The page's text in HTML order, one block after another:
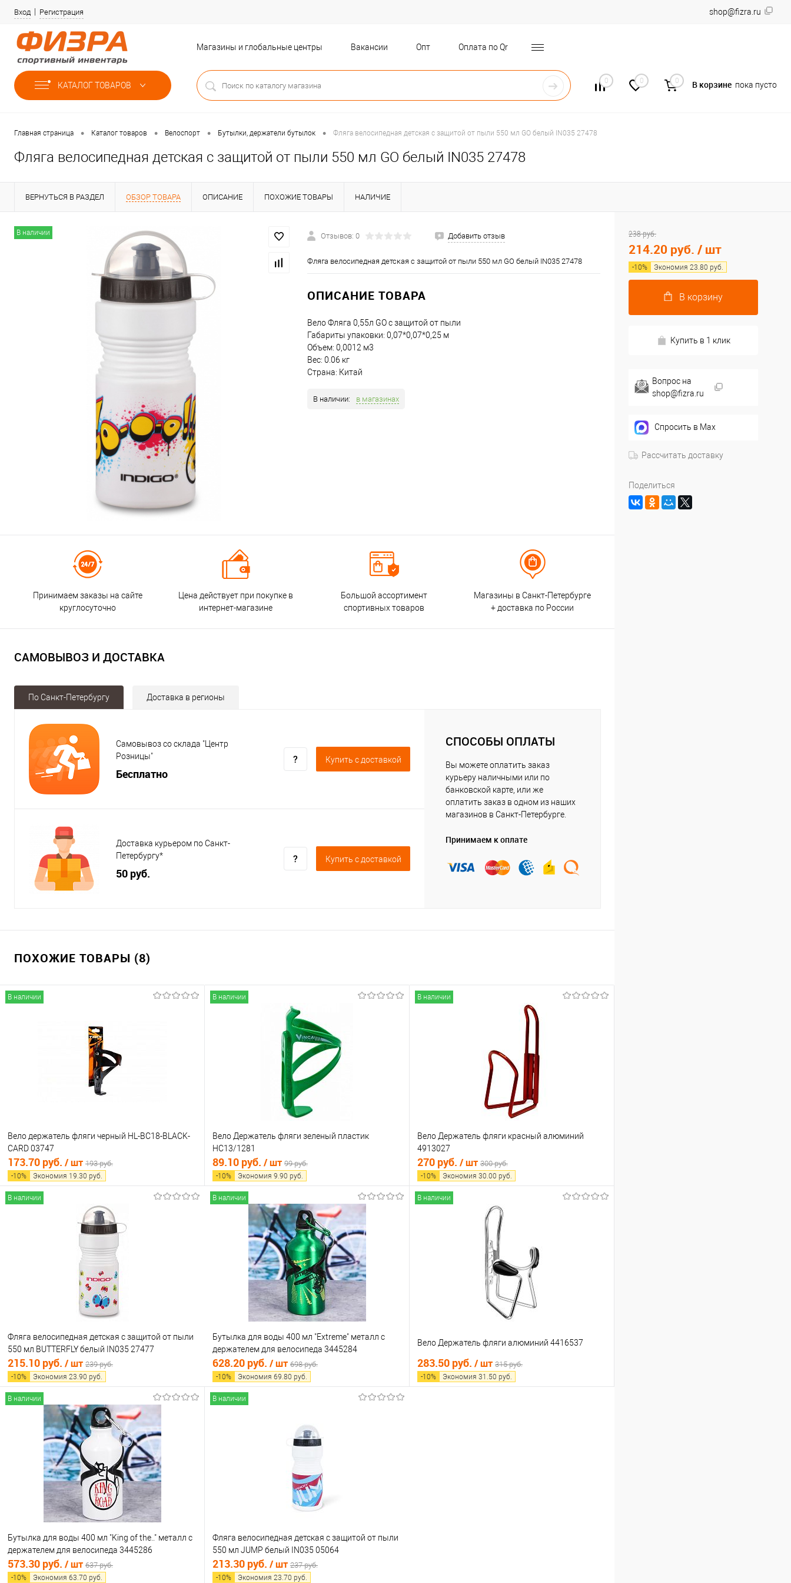
Вход Регистрация shop@fizra.ru
Магазины и глобальные центры Вакансии Опт Оплата по Qr
КАТАЛОГ ТОВАРОВ 0 0 0 В корзине пока пусто
Главная страница • Каталог товаров • Велоспорт • Бутылки, держатели бутылок • Фляга велосипедная детская с защитой от пыли 550 мл GO белый IN035 27478
Фляга велосипедная детская с защитой от пыли 550 мл GO белый IN035 27478
ВЕРНУТЬСЯ В РАЗДЕЛ ОБЗОР ТОВАРА ОПИСАНИЕ ПОХОЖИЕ ТОВАРЫ НАЛИЧИЕ
В наличии Отзывов: 0 Добавить отзыв
Фляга велосипедная детская с защитой от пыли 550 мл GO белый IN035 27478
ОПИСАНИЕ ТОВАРА
Вело Фляга 0,55л GO с защитой от пыли
Габариты упаковки: 0,07*0,07*0,25 м
Объем: 0,0012 м3
Вес: 0.06 кг
Страна: Китай
В наличии: в магазинах
Принимаем заказы на сайте
круглосуточно
Цена действует при покупке в
интернет-магазине
Большой ассортимент
спортивных товаров
Магазины в Санкт-Петербурге
+ доставка по России
САМОВЫВОЗ И ДОСТАВКА
По Санкт-Петербургу Доставка в регионы
Самовывоз со склада "Центр
Розницы"
Бесплатно
Купить c доставкой
Доставка курьером по Санкт-
Петербургу*
50 руб.
Купить c доставкой
СПОСОБЫ ОПЛАТЫ
Вы можете оплатить заказ
курьеру наличными или по
банковской карте, или же
оплатить заказ в одном из наших
магазинов в Санкт-Петербурге.
Принимаем к оплате
ПОХОЖИЕ ТОВАРЫ (8)
В наличии
Вело держатель фляги черный HL-BC18-BLACK-
CARD 03747
173.70 руб. / шт 193 руб.
-10% Экономия 19.30 руб.
В корзину
В наличии
Вело Держатель фляги зеленый пластик
HC13/1281
89.10 руб. / шт 99 руб.
-10% Экономия 9.90 руб.
В корзину
Купить в 1 клик
Сравнение
В избранное
В наличии
В наличии
Вело Держатель фляги красный алюминий
4913027
270 руб. / шт 300 руб.
-10% Экономия 30.00 руб.
В корзину
В наличии
В наличии
Фляга велосипедная детская с защитой от пыли
550 мл BUTTERFLY белый IN035 27477
215.10 руб. / шт 239 руб.
-10% Экономия 23.90 руб.
В корзину
Купить в 1 клик
Сравнение
В избранное
В наличии
В наличии
Бутылка для воды 400 мл "Extreme" металл с
держателем для велосипеда 3445284
628.20 руб. / шт 698 руб.
-10% Экономия 69.80 руб.
В наличии
Вело Держатель фляги алюминий 4416537
283.50 руб. / шт 315 руб.
-10% Экономия 31.50 руб.
В наличии
Бутылка для воды 400 мл "King of the.." металл с
держателем для велосипеда 3445286
573.30 руб. / шт 637 руб.
-10% Экономия 63.70 руб.
В наличии
Фляга велосипедная детская с защитой от пыли
550 мл JUMP белый IN035 05064
213.30 руб. / шт 237 руб.
-10% Экономия 23.70 руб.
238 руб.
214.20 руб. / шт
-10% Экономия 23.80 руб.
В корзину
Купить в 1 клик
Вопрос на
shop@fizra.ru
Спросить в Max
Рассчитать доставку
Поделиться